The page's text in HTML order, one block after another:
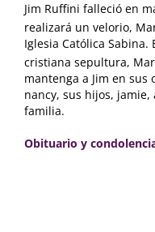
Jim Ruffini falleció en
realizará un velorio,
Iglesia Católica
cristiana sepultura,
mantenga a Jim en sus
nancy, sus hijos, jamie,
familia.
Obituario y